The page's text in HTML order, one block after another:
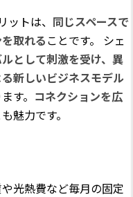
トは、 同じスペースで
取れることです。 シェ
として刺激を受け、異
新しいビジネスモデル
す。 コネクションを広
魅力です。
光熱費など毎月の固定